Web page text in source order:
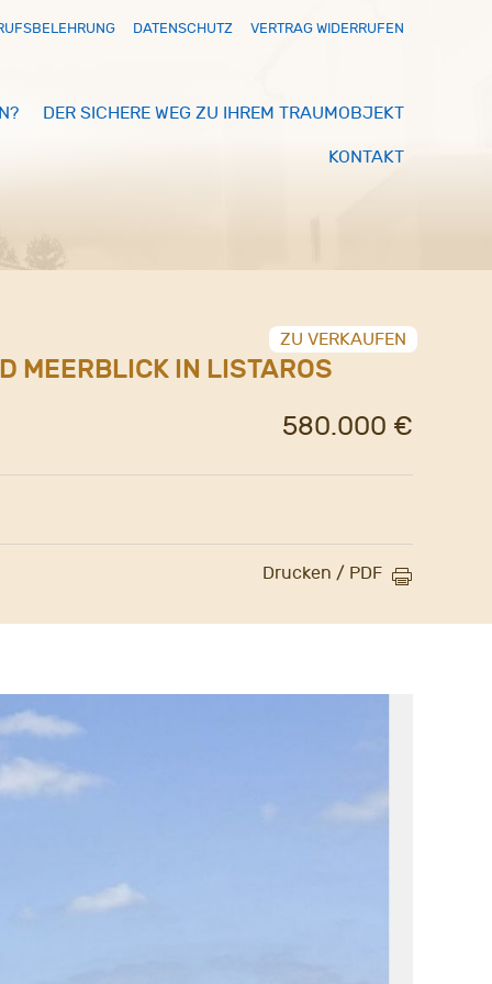
DATENSCHUTZ VERTRAG WIDERRUFEN
DER SICHERE WEG ZU IHREM TRAUMOBJEKT
KONTAKT
ZU VERKAUFEN
MEERBLICK IN LISTAROS
580.000 €
Drucken / PDF